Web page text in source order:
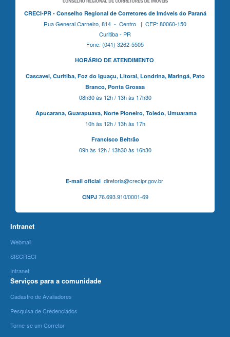
CRECI-PR - Conselho Regional de Corretores de Imóveis do Paraná
Rua General Carneiro, 814 - Centro | CEP: 80060-150
Curitiba - PR
Fone: (041) 3262-5505
HORÁRIO DE ATENDIMENTO
Cascavel, Curitiba,Foz do Iguaçu, Litoral, Londrina, Maringá, Pato
Branco, Ponta Grossa
08h30 às 12h / 13h às 17h30
Apucarana, Guarapuava, Norte Pioneiro, Toledo, Umuarama
10h às 12h / 13h às 17h
Francisco Beltrão
09h às 12h / 13h30 às 16h30
E-mail oficialdiretoria@crecipr.gov.br
CNPJ76.693.910/0001-69
Intranet
Webmail
SISCRECI
Intranet
Serviços para a comunidade
Cadastro de Avaliadores
Pesquisa de Credenciados
Torne-se um Corretor